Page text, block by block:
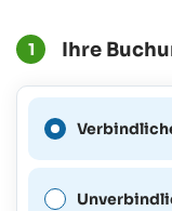
1 Ihre